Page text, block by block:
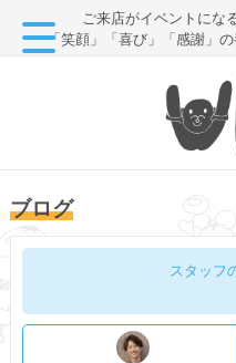
ご来店がイベントにな
「笑顔」「喜び」「感謝」
ブログ
スタッフ